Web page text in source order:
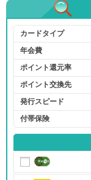
カードタイプ
年会費
ポイント還元率
ポイント交換先
発行スピード
付帯保険